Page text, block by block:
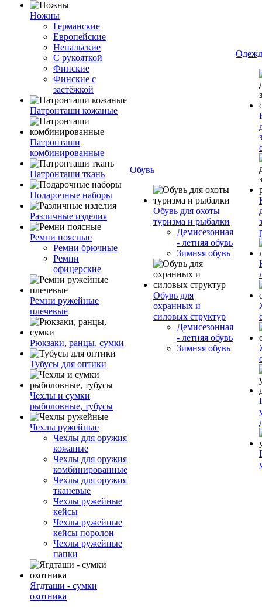
Ножны
Германские
Европейские
Непальские
С рукояткой
Финские
Финские с
застёжкой
Патронташи кожаные
Патронташи
комбинированные
Патронташи ткань
Подарочные наборы
Различные изделия
Ремни поясные
Ремни брючные
Ремни
офицерские
Ремни ружейные
плечевые
Рюкзаки, ранцы, сумки
Тубусы для оптики
Чехлы и сумки
рыболовные, тубусы
Чехлы ружейные
Чехлы для оружия
кожаные
Чехлы для оружия
комбинированные
Чехлы для оружия
тканевые
Чехлы ружейные
кейсы
Чехлы ружейные
кейсы поролон
Чехлы ружейные
папки
Ягдташи - сумки
охотника
Обувь
Обувь для охоты
туризма и рыбалки
Демисезонная
- летняя обувь
Зимняя обувь
Обувь для
охранных и
силовых структур
Демисезонная
- летняя обувь
Зимняя обувь